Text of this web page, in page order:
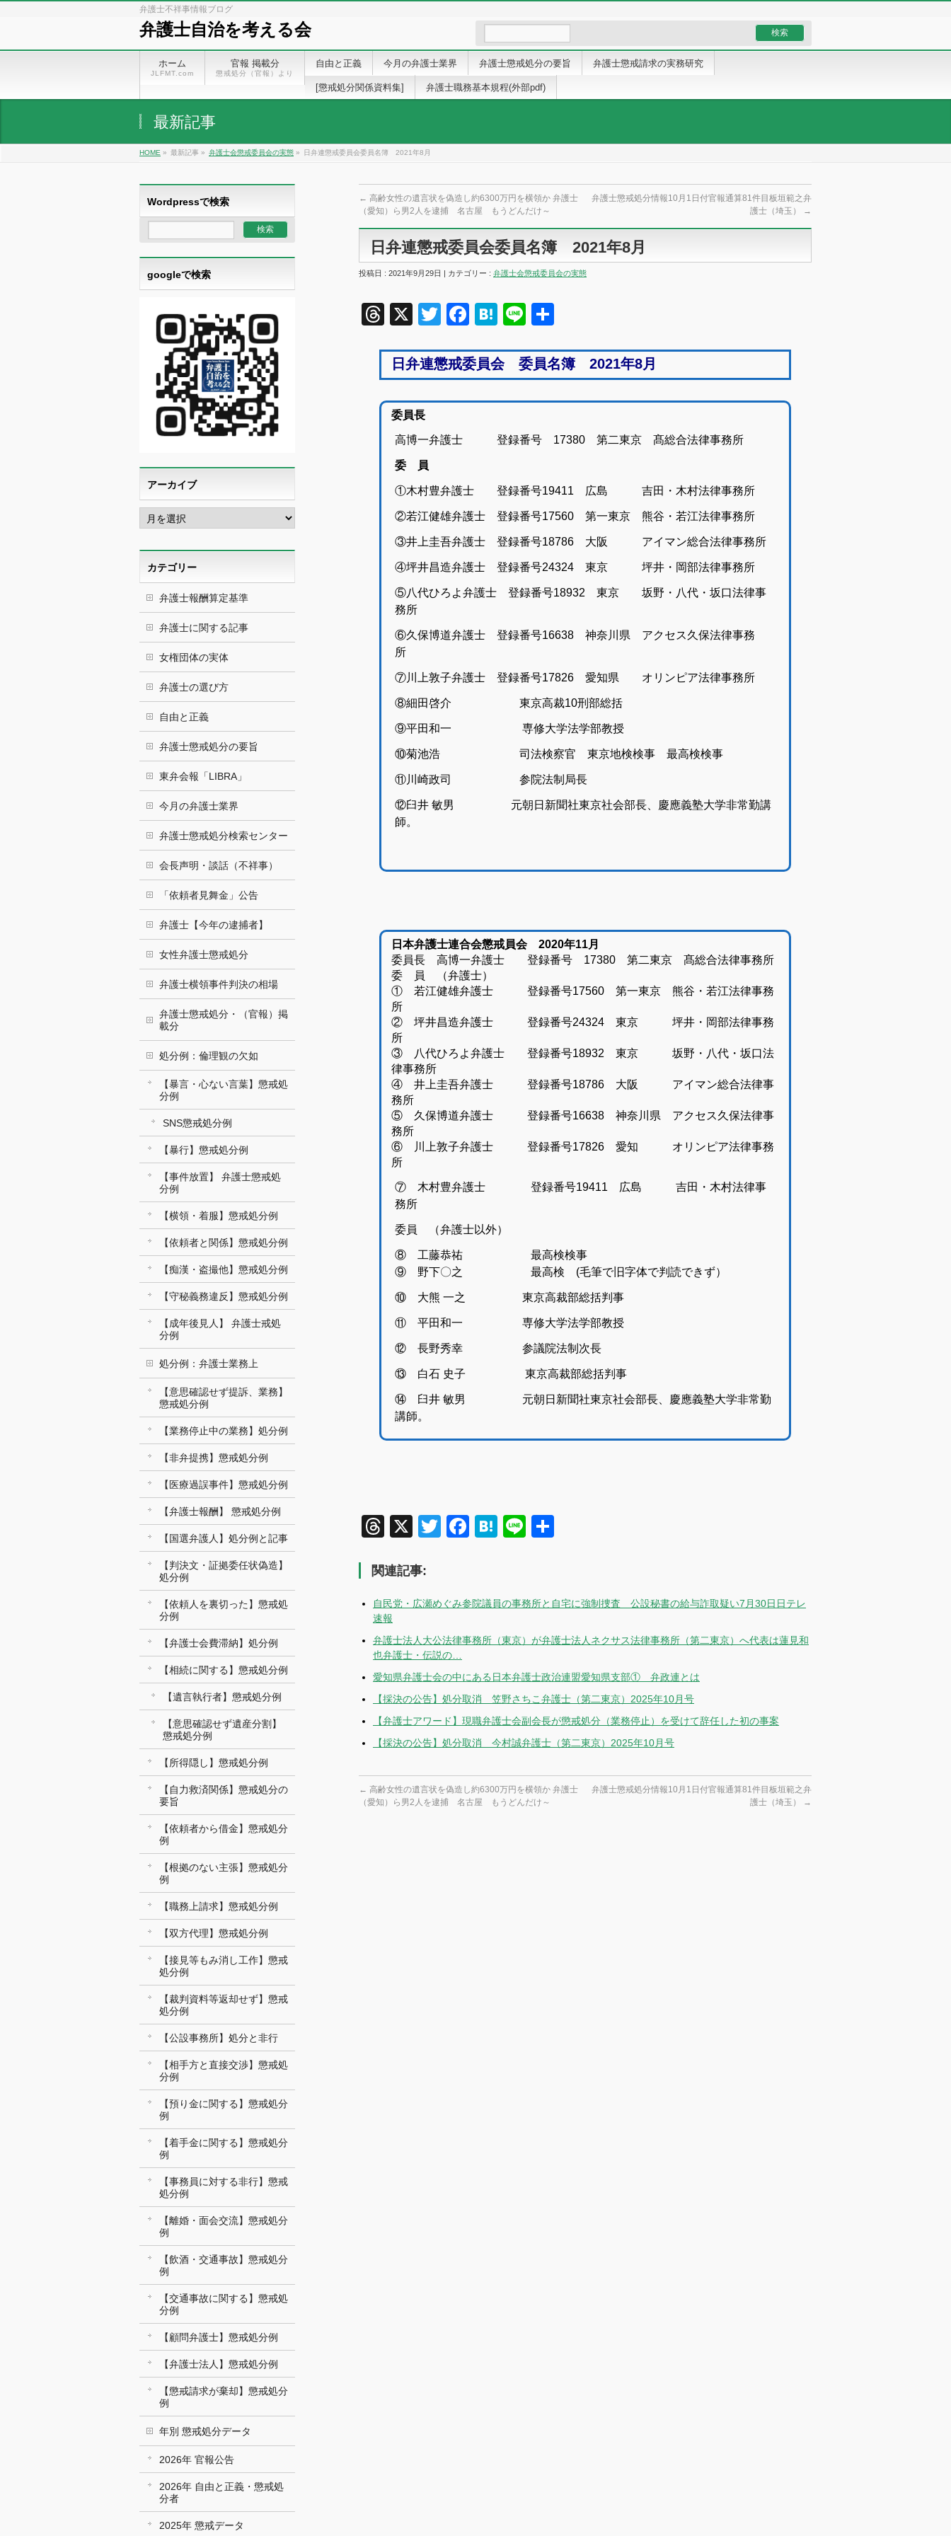
弁護士不祥事情報ブログ
弁護士自治を考える会
ホーム
JLFMT.com
官報 掲載分
懲戒処分（官報）より
自由と正義 今月の弁護士業界 弁護士懲戒処分の要旨 弁護士懲戒請求の実務研究
[懲戒処分関係資料集] 弁護士職務基本規程(外部pdf)
最新記事
HOME » 最新記事 » 弁護士会懲戒委員会の実態 » 日弁連懲戒委員会委員名簿 2021年8月
← 高齢女性の遺言状を偽造し約6300万円を横領か 弁護士
（愛知）ら男2人を逮捕 名古屋 もうどんだけ～
弁護士懲戒処分情報10月1日付官報通算81件目板垣範之弁
護士（埼玉）
→
日弁連懲戒委員会委員名簿 2021年8月
投稿日 : 2021年9月29日 | カテゴリー : 弁護士会懲戒委員会の実態
Threads
X TwitterFacebook
Hatena
Line
日弁連懲戒委員会 委員名簿 2021年8月
委員長
高博一弁護士 登録番号 17380 第二東京 髙総合法律事務所
委 員
①木村豊弁護士 登録番号19411 広島 吉田・木村法律事務所
②若江健雄弁護士 登録番号17560 第一東京 熊谷・若江法律事務所
③井上圭吾弁護士 登録番号18786 大阪 アイマン総合法律事務所
④坪井昌造弁護士 登録番号24324 東京 坪井・岡部法律事務所
⑤八代ひろよ弁護士 登録番号18932 東京 坂野・八代・坂口法律事
務所
⑥久保博道弁護士 登録番号16638 神奈川県 アクセス久保法律事務
所
⑦川上敦子弁護士 登録番号17826 愛知県 オリンピア法律事務所
⑧細田啓介 東京高裁10刑部総括
⑨平田和一 専修大学法学部教授
⑩菊池浩 司法検察官 東京地検検事 最高検検事
⑪川崎政司 参院法制局長
⑫臼井 敏男 元朝日新聞社東京社会部長、慶應義塾大学非常勤講
師。
日本弁護士連合会懲戒員会 2020年11月
委員長 高博一弁護士 登録番号 17380 第二東京 髙総合法律事務所
委 員 （弁護士）
① 若江健雄弁護士 登録番号17560 第一東京 熊谷・若江法律事務
所
② 坪井昌造弁護士 登録番号24324 東京 坪井・岡部法律事務
所
③ 八代ひろよ弁護士 登録番号18932 東京 坂野・八代・坂口法
律事務所
④ 井上圭吾弁護士 登録番号18786 大阪 アイマン総合法律事
務所
⑤ 久保博道弁護士 登録番号16638 神奈川県 アクセス久保法律事
務所
⑥ 川上敦子弁護士 登録番号17826 愛知 オリンピア法律事務
所
⑦ 木村豊弁護士 登録番号19411 広島 吉田・木村法律事
務所
委員 （弁護士以外）
⑧ 工藤恭祐 最高検検事
⑨ 野下〇之 最高検 (毛筆で旧字体で判読できず）
⑩ 大熊 一之 東京高裁部総括判事
⑪ 平田和一 専修大学法学部教授
⑫ 長野秀幸 参議院法制次長
⑬ 白石 史子 東京高裁部総括判事
⑭ 臼井 敏男 元朝日新聞社東京社会部長、慶應義塾大学非常勤
講師。
Threads
X TwitterFacebook
Hatena
Line
関連記事:
自民党・広瀬めぐみ参院議員の事務所と自宅に強制捜査 公設秘書の給与詐取疑い7月30日日テレ
速報
弁護士法人大公法律事務所（東京）が弁護士法人ネクサス法律事務所（第二東京）へ代表は蓮見和
也弁護士・伝説の…
愛知県弁護士会の中にある日本弁護士政治連盟愛知県支部① 弁政連とは
【採決の公告】処分取消 笠野さちこ弁護士（第二東京）2025年10月号
【弁護士アワード】現職弁護士会副会長が懲戒処分（業務停止）を受けて辞任した初の事案
【採決の公告】処分取消 今村誠弁護士（第二東京）2025年10月号
← 高齢女性の遺言状を偽造し約6300万円を横領か 弁護士
（愛知）ら男2人を逮捕 名古屋 もうどんだけ～
弁護士懲戒処分情報10月1日付官報通算81件目板垣範之弁
護士（埼玉）
→
Wordpressで検索
googleで検索
アーカイブ
ア
ー
イ
ブカテゴリー
弁護士報酬算定基準
弁護士に関する記事
女権団体の実体
弁護士の選び方
自由と正義
弁護士懲戒処分の要旨
東弁会報「LIBRA」
今月の弁護士業界
弁護士懲戒処分検索センター
会長声明・談話（不祥事）
「依頼者見舞金」公告
弁護士【今年の逮捕者】
女性弁護士懲戒処分
弁護士横領事件判決の相場
弁護士懲戒処分・（官報）掲
載分
処分例：倫理観の欠如
【暴言・心ない言葉】懲戒処
分例
SNS懲戒処分例
【暴行】懲戒処分例
【事件放置】 弁護士懲戒処
分例
【横領・着服】懲戒処分例
【依頼者と関係】懲戒処分例
【痴漢・盗撮他】懲戒処分例
【守秘義務違反】懲戒処分例
【成年後見人】 弁護士戒処
分例
処分例：弁護士業務上
【意思確認せず提訴、業務】
懲戒処分例
【業務停止中の業務】処分例
【非弁提携】懲戒処分例
【医療過誤事件】懲戒処分例
【弁護士報酬】 懲戒処分例
【国選弁護人】処分例と記事
【判決文・証拠委任状偽造】
処分例
【依頼人を裏切った】懲戒処
分例
【弁護士会費滞納】処分例
【相続に関する】懲戒処分例
【遺言執行者】懲戒処分例
【意思確認せず遺産分割】
懲戒処分例
【所得隠し】懲戒処分例
【自力救済関係】懲戒処分の
要旨
【依頼者から借金】懲戒処分
例
【根拠のない主張】懲戒処分
例
【職務上請求】懲戒処分例
【双方代理】懲戒処分例
【接見等もみ消し工作】懲戒
処分例
【裁判資料等返却せず】懲戒
処分例
【公設事務所】処分と非行
【相手方と直接交渉】懲戒処
分例
【預り金に関する】懲戒処分
例
【着手金に関する】懲戒処分
例
【事務員に対する非行】懲戒
処分例
【離婚・面会交流】懲戒処分
例
【飲酒・交通事故】懲戒処分
例
【交通事故に関する】懲戒処
分例
【顧問弁護士】懲戒処分例
【弁護士法人】懲戒処分例
【懲戒請求が棄却】懲戒処分
例
年別 懲戒処分データ
2026年 官報公告
2026年 自由と正義・懲戒処
分者
2025年 懲戒データ